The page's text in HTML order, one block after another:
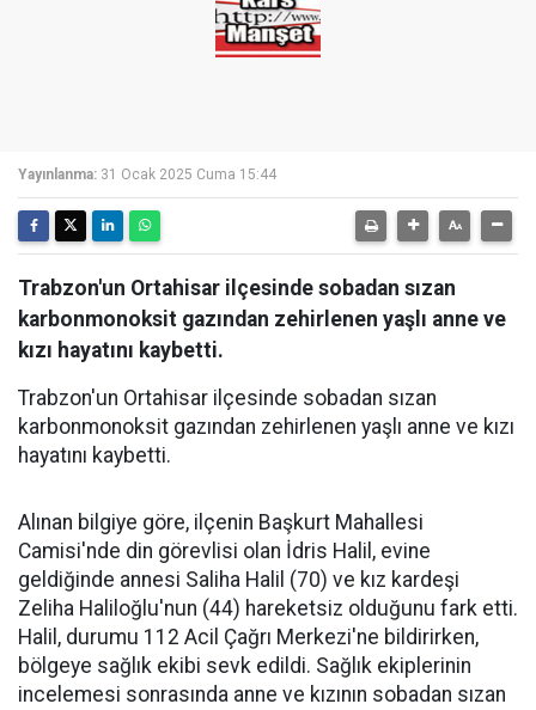
Yayınlanma: 31 Ocak 2025 Cuma 15:44
Trabzon'un Ortahisar ilçesinde sobadan sızan
karbonmonoksit gazından zehirlenen yaşlı anne ve
kızı hayatını kaybetti.
Trabzon'un Ortahisar ilçesinde sobadan sızan
karbonmonoksit gazından zehirlenen yaşlı anne ve kızı
hayatını kaybetti.
Alınan bilgiye göre, ilçenin Başkurt Mahallesi
Camisi'nde din görevlisi olan İdris Halil, evine
geldiğinde annesi Saliha Halil (70) ve kız kardeşi
Zeliha Haliloğlu'nun (44) hareketsiz olduğunu fark etti.
Halil, durumu 112 Acil Çağrı Merkezi'ne bildirirken,
bölgeye sağlık ekibi sevk edildi. Sağlık ekiplerinin
incelemesi sonrasında anne ve kızının sobadan sızan